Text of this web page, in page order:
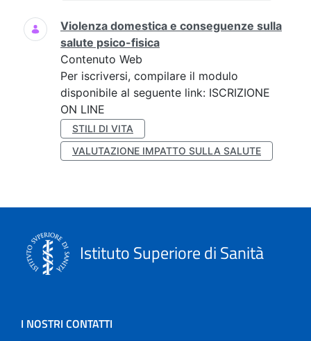
Violenza domestica e conseguenze sulla
salute psico-fisica
Contenuto Web
Per iscriversi, compilare il modulo
disponibile al seguente link: ISCRIZIONE
ON LINE
STILI DI VITA
VALUTAZIONE IMPATTO SULLA SALUTE
Istituto Superiore di Sanità
I NOSTRI CONTATTI